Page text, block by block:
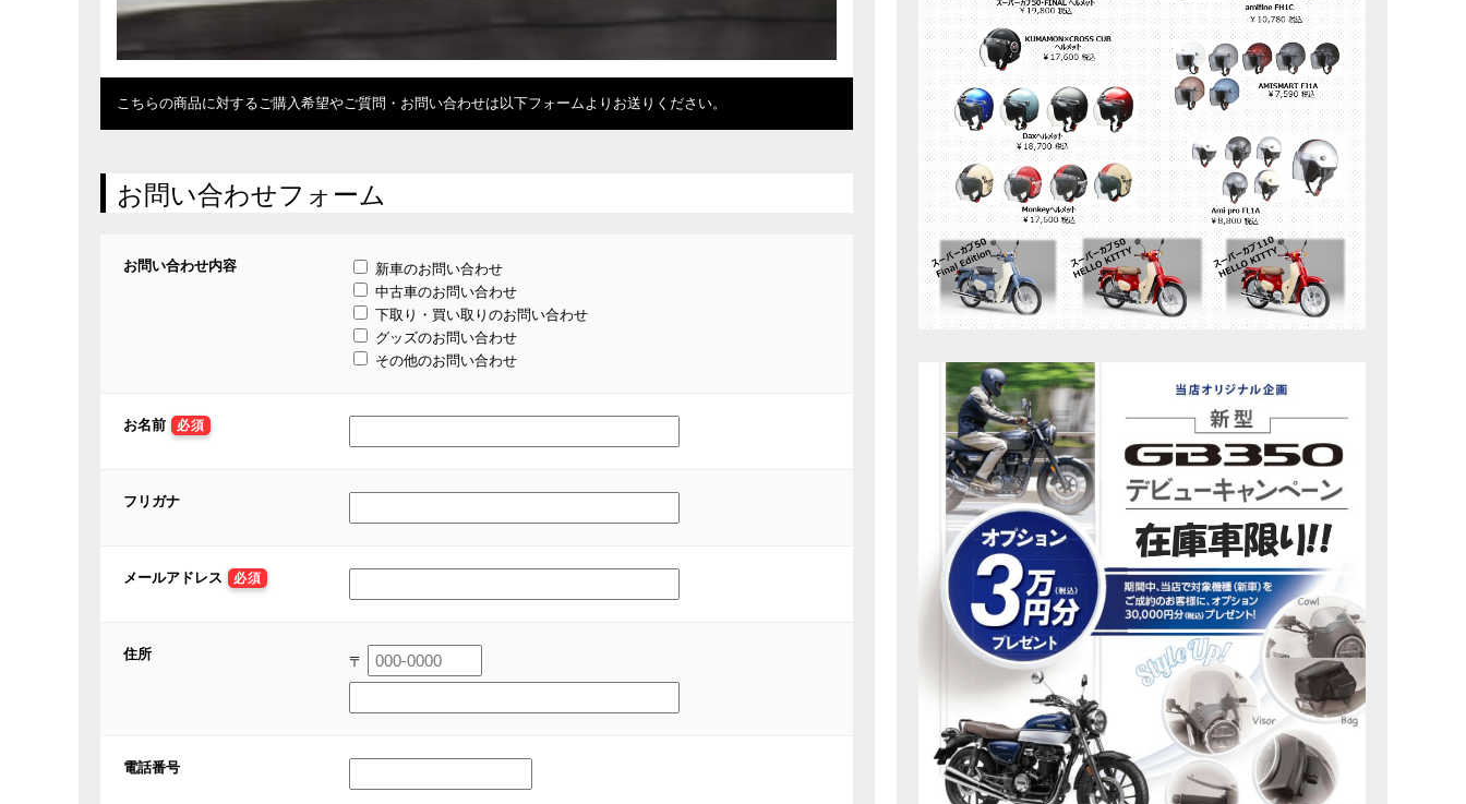
こちらの商品に対するご購入希望やご質問・お問い合わせは以下フォームよりお送りください。
お問い合わせフォーム
お問い合わせ内容
新車のお問い合わせ
中古車のお問い合わせ
下取り・買い取りのお問い合わせ
グッズのお問い合わせ
その他のお問い合わせ
お名前 必須
フリガナ
メールアドレス 必須
住所 〒
電話番号